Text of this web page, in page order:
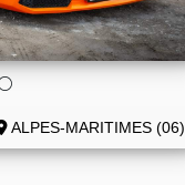
ALPES-MARITIMES (06)